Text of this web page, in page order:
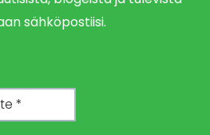
sähköpostiisi.